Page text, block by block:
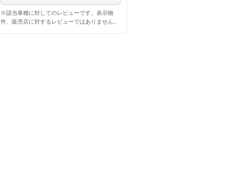
※該当車種に対してのレビューです。表示物
件、販売店に対するレビューではありません。